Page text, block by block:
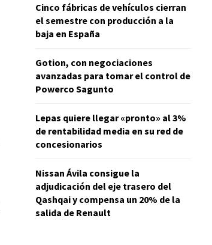
Cinco fábricas de vehículos cierran
el semestre con producción a la
baja en España
Gotion, con negociaciones
avanzadas para tomar el control de
Powerco Sagunto
Lepas quiere llegar «pronto» al 3%
de rentabilidad media en su red de
concesionarios
Nissan Ávila consigue la
adjudicación del eje trasero del
Qashqai y compensa un 20% de la
salida de Renault